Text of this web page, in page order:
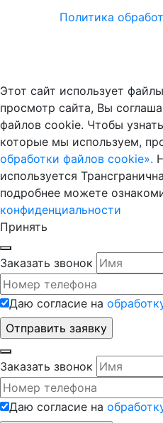
Политика
Этот сайт использует
просмотр сайта, Вы
файлов cookie. Чтобы
которые мы используем,
обработки файлов cookie».
используется
подробнее можете
конфиденциальности
Принять
Заказать звонок
Даю согласие на
Заказать звонок
Даю согласие на